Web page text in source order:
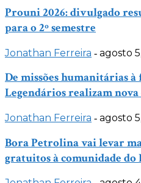
Prouni 2026: divulgado
para o 2º semestre
Jonathan Ferreira - agosto
De missões humanitárias
Legendários realizam
Jonathan Ferreira - agosto
Bora Petrolina vai levar
gratuitos à comunidade do